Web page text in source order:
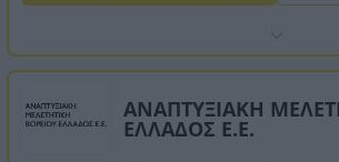
ΑΝΑΠΤΥΞΙΑΚΗ
ΕΛΛΑΔΟΣ Ε.Ε.